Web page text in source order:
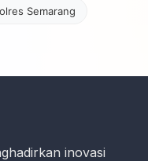
Semarang
inovasi